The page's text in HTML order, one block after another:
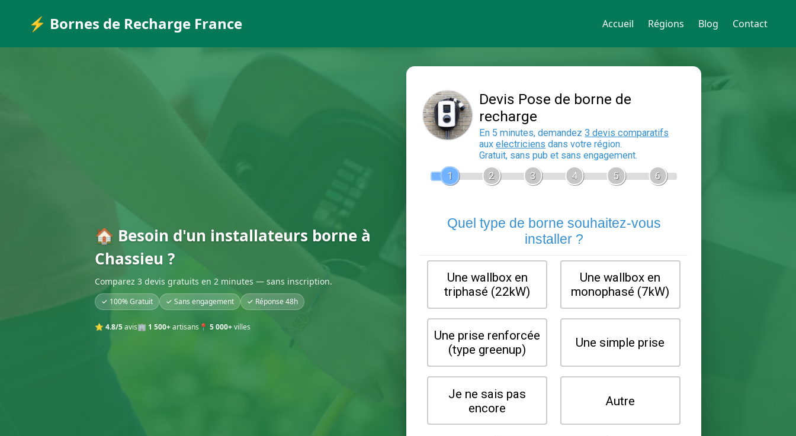
⚡ Bornes de Recharge France Accueil Régions Blog Contact
🏠 Besoin d'un installateurs borne à
Chassieu ?
Comparez 3 devis gratuits en 2 minutes — sans inscription.
✓ 100% Gratuit ✓ Sans engagement ✓ Réponse 48h
⭐ 4.8/5avis🏢 1 500+artisans 📍 5 000+villes
recharge
En 5 minutes, demandez
auxelectriciensdans votre région.
Gratuit, sans pub et sans engagement.
Quel type de borne souhaitez-
installer ?
Une wallbox en
Une prise renforcée
(type greenup)